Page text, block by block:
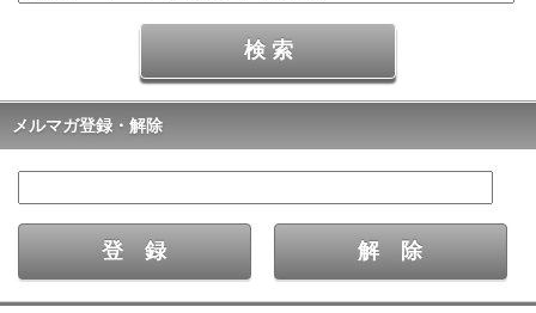
メルマガ登録・解除